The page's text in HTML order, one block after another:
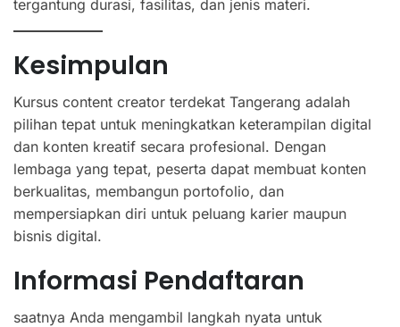
tergantung durasi, fasilitas, dan jenis materi.
Kesimpulan
Kursus content creator terdekat Tangerang adalah
pilihan tepat untuk meningkatkan keterampilan digital
dan konten kreatif secara profesional. Dengan
lembaga yang tepat, peserta dapat membuat konten
berkualitas, membangun portofolio, dan
mempersiapkan diri untuk peluang karier maupun
bisnis digital.
Informasi Pendaftaran
saatnya Anda mengambil langkah nyata untuk